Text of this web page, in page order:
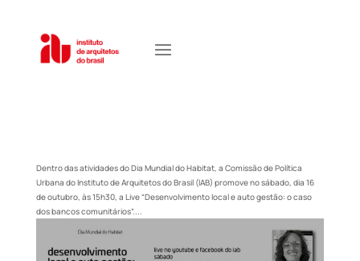
Dentro das atividades do Dia Mundial do Habitat, a Comissão de Política
Urbana do Instituto de Arquitetos do Brasil (IAB) promove no sábado, dia 16
de outubro, às 15h30, a Live “Desenvolvimento local e auto gestão: o caso
dos bancos comunitários”....